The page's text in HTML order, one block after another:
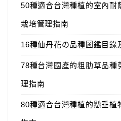
50種適合台灣種植的室內耐
栽培管理指南
16種仙丹花の品種圖鑑目錄
78種台灣國產的粗肋草品種
理指南
80種適合台灣種植的懸垂植